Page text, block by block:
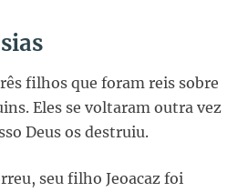
filhos que foram reis sobre
Eles se voltaram outra vez
Deus os destruiu.
seu filho Jeoacaz foi